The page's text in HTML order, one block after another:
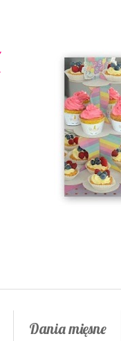
Dania mięsne